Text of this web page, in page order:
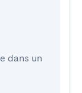
dans un